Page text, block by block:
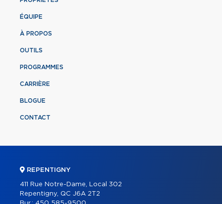
ÉQUIPE
À PROPOS
OUTILS
PROGRAMMES
CARRIÈRE
BLOGUE
CONTACT
REPENTIGNY
411 Rue Notre-Dame, Local 302
Repentigny, QC J6A 2T2